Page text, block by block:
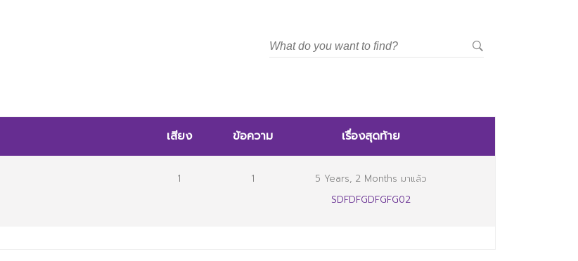
เสียง ข้อความ เรื่องสุดท้าย
1 1
5 Years, 2 Months มาแล้ว
SDFDFGDFGFG02